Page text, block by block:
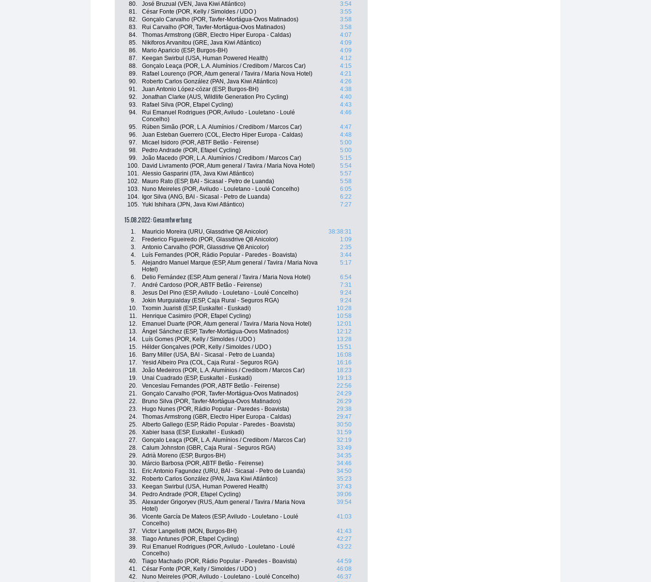
80.
José Bruzual (VEN, Java Kiwi Atlántico)
3:54
81.
César Fonte (POR, Kelly / Simoldes / UDO )
3:55
82.
Gonçalo Carvalho (POR, Tavfer-Mortágua-Ovos Matinados)
3:58
83.
Rui Carvalho (POR, Tavfer-Mortágua-Ovos Matinados)
3:58
84.
Thomas Armstrong (GBR, Electro Hiper Europa - Caldas)
4:07
85.
Nikiforos Arvanitou (GRE, Java Kiwi Atlántico)
4:09
86.
Mario Aparicio (ESP, Burgos-BH)
4:09
87.
Keegan Swirbul (USA, Human Powered Health)
4:12
88.
Gonçalo Leaça (POR, L.A. Alumínios / Credibom / Marcos Car)
4:15
89.
Rafael Lourenço (POR, Atum general / Tavira / Maria Nova Hotel)
4:21
90.
Roberto Carlos González (PAN, Java Kiwi Atlántico)
4:26
91.
Juan Antonio López-cózar (ESP, Burgos-BH)
4:38
92.
Jonathan Clarke (AUS, Wildlife Generation Pro Cycling)
4:40
93.
Rafael Silva (POR, Efapel Cycling)
4:43
94.
Rui Emanuel Rodrigues (POR, Aviludo - Louletano - Loulé
Concelho)
4:46
95. Rúben Simão (POR, L.A. Alumínios / Credibom / Marcos Car)
4:47
96.
Juan Esteban Guerrero (COL, Electro Hiper Europa - Caldas)
4:48
97.
Micael Isidoro (POR, ABTF Betão - Feirense)
5:00
98.
Pedro Andrade (POR, Efapel Cycling)
5:00
99.
João Macedo (POR, L.A. Alumínios / Credibom / Marcos Car)
5:15
100.
David Livramento (POR, Atum general / Tavira / Maria Nova Hotel)
5:54
101. Alessio Gasparini (ITA, Java Kiwi Atlántico)
5:57
102.
Mauro Rato (ESP, BAI - Sicasal - Petro de Luanda)
5:58
103.
Nuno Meireles (POR, Aviludo - Louletano - Loulé Concelho)
6:05
104.
Igor Silva (ANG, BAI - Sicasal - Petro de Luanda)
6:22
105. Yuki Ishihara (JPN, Java Kiwi Atlántico) 7:27
15.08.2022: Gesamtwertung
1. Mauricio Moreira (URU, Glassdrive Q8 Anicolor)
38:38:31
2.
Frederico Figueiredo (POR, Glassdrive Q8 Anicolor)
1:09
3.
Antonio Carvalho (POR, Glassdrive Q8 Anicolor)
2:35
4.
Luís Fernandes (POR, Rádio Popular - Paredes - Boavista)
3:44
5.
Alejandro Manuel Marque (ESP, Atum general / Tavira / Maria Nova
Hotel)
5:17
6. Delio Fernández (ESP, Atum general / Tavira / Maria Nova Hotel)
6:54
7.
André Cardoso (POR, ABTF Betão - Feirense)
7:31
8.
Jesus Del Pino (ESP, Aviludo - Louletano - Loulé Concelho)
9:24
9.
Jokin Murguialday (ESP, Caja Rural - Seguros RGA)
9:24
10.
Txomin Juaristi (ESP, Euskaltel - Euskadi)
10:28
11.
Henrique Casimiro (POR, Efapel Cycling)
10:58
12.
Emanuel Duarte (POR, Atum general / Tavira / Maria Nova Hotel)
12:01
13.
Ángel Sánchez (ESP, Tavfer-Mortágua-Ovos Matinados)
12:12
14.
Luís Gomes (POR, Kelly / Simoldes / UDO )
13:28
15.
Hélder Gonçalves (POR, Kelly / Simoldes / UDO )
15:51
16.
Barry Miller (USA, BAI - Sicasal - Petro de Luanda)
16:08
17.
Yesid Albeiro Pira (COL, Caja Rural - Seguros RGA)
16:16
18.
João Medeiros (POR, L.A. Alumínios / Credibom / Marcos Car)
18:23
19.
Unai Cuadrado (ESP, Euskaltel - Euskadi)
19:13
20.
Venceslau Fernandes (POR, ABTF Betão - Feirense)
22:56
21.
Gonçalo Carvalho (POR, Tavfer-Mortágua-Ovos Matinados)
24:29
22.
Bruno Silva (POR, Tavfer-Mortágua-Ovos Matinados)
26:29
23.
Hugo Nunes (POR, Rádio Popular - Paredes - Boavista)
29:38
24.
Thomas Armstrong (GBR, Electro Hiper Europa - Caldas)
29:47
25.
Alberto Gallego (ESP, Rádio Popular - Paredes - Boavista)
30:50
26.
Xabier Isasa (ESP, Euskaltel - Euskadi)
31:59
27.
Gonçalo Leaça (POR, L.A. Alumínios / Credibom / Marcos Car)
32:19
28.
Calum Johnston (GBR, Caja Rural - Seguros RGA)
33:49
29.
Adrià Moreno (ESP, Burgos-BH)
34:35
30.
Márcio Barbosa (POR, ABTF Betão - Feirense)
34:46
31.
Eric Antonio Fagundez (URU, BAI - Sicasal - Petro de Luanda)
34:50
32.
Roberto Carlos González (PAN, Java Kiwi Atlántico)
35:23
33.
Keegan Swirbul (USA, Human Powered Health)
37:43
34.
Pedro Andrade (POR, Efapel Cycling)
39:06
35.
Alexander Grigoryev (RUS, Atum general / Tavira / Maria Nova
Hotel)
39:54
36.
Vicente García De Mateos (ESP, Aviludo - Louletano - Loulé
Concelho)
41:03
37. Victor Langellotti (MON, Burgos-BH)
41:43
38.
Tiago Antunes (POR, Efapel Cycling)
42:27
39.
Rui Emanuel Rodrigues (POR, Aviludo - Louletano - Loulé
Concelho)
43:22
40. Tiago Machado (POR, Rádio Popular - Paredes - Boavista)
44:59
41.
César Fonte (POR, Kelly / Simoldes / UDO )
46:08
42.
Nuno Meireles (POR, Aviludo - Louletano - Loulé Concelho)
46:37